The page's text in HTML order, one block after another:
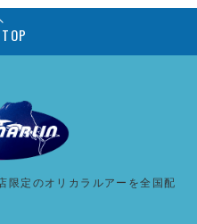
限定のオリカラルアーを全国配